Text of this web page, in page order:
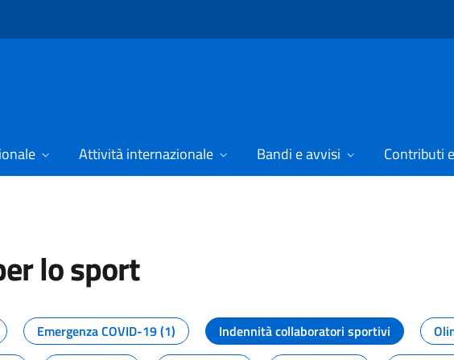
Attività internazionale Bandi e avvisi Contributi
lo sport
dal Dipartimento per lo sport
Emergenza COVID-19 (1) Indennità collaboratori sportivi